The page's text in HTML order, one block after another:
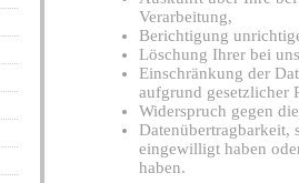
Verarbeitung,
Berichtigung
Löschung Ihrer bei
Einschränkung der
aufgrund gesetzlicher
Widerspruch gegen
Datenübertragbarkeit,
eingewilligt haben
haben.